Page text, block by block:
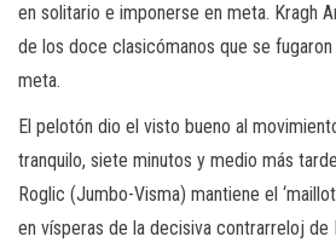
en solitario e imponerse en meta. Kragh
de los doce clasicómanos que se
meta.
El pelotón dio el visto bueno al
tranquilo, siete minutos y medio más
Roglic (Jumbo-Visma) mantiene el
en vísperas de la decisiva contrarreloj de